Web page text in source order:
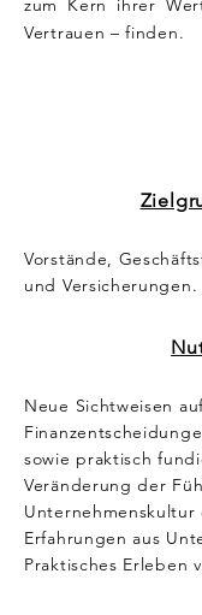
zum Kern ihrer
Vertrauen – finden.
Vorstände,
und Versicherungen.
Neue Sichtweisen
sowie praktisch
Veränderung der
Unternehmenskultur
Erfahrungen aus
Praktisches Erleben